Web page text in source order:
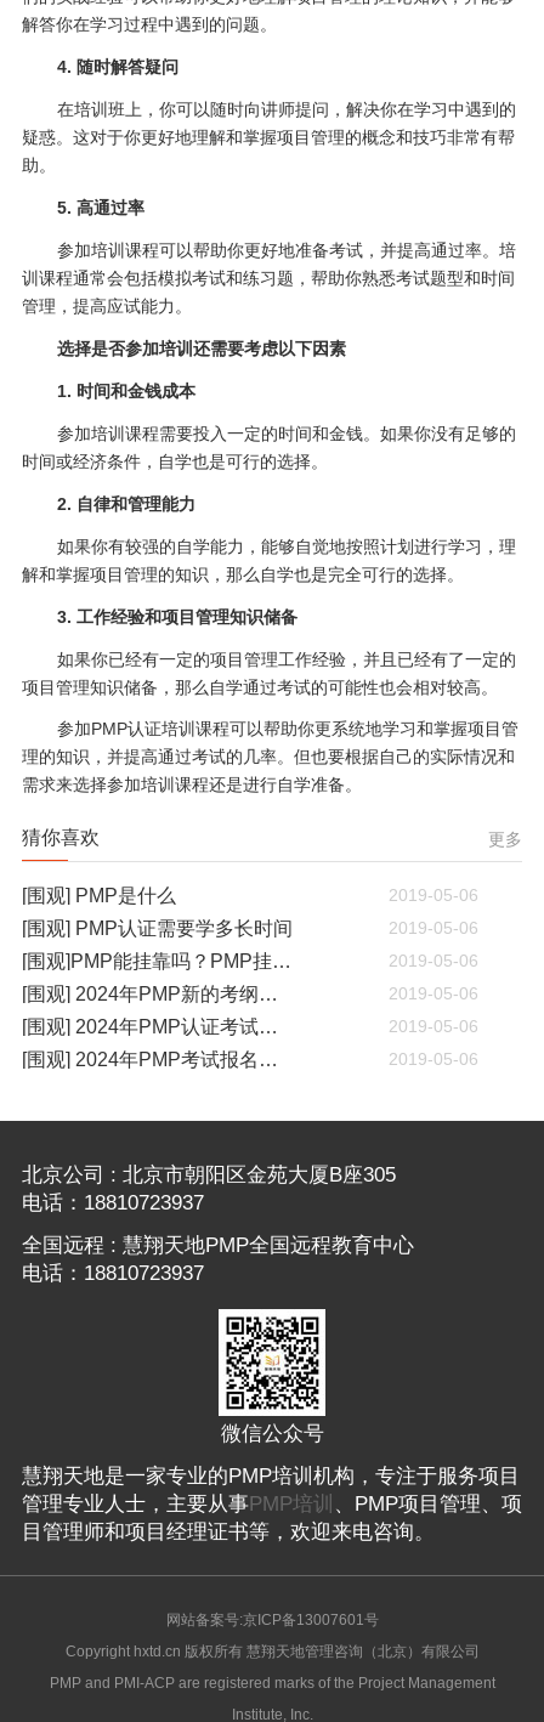
解答你在学习过程中遇到的问题。
4. 随时解答疑问
在培训班上，你可以随时向讲师提问，解决你在学习中遇到的
疑惑。这对于你更好地理解和掌握项目管理的概念和技巧非常有帮
助。
5. 高通过率
参加培训课程可以帮助你更好地准备考试，并提高通过率。培
训课程通常会包括模拟考试和练习题，帮助你熟悉考试题型和时间
管理，提高应试能力。
选择是否参加培训还需要考虑以下因素
1. 时间和金钱成本
参加培训课程需要投入一定的时间和金钱。如果你没有足够的
时间或经济条件，自学也是可行的选择。
2. 自律和管理能力
如果你有较强的自学能力，能够自觉地按照计划进行学习，理
解和掌握项目管理的知识，那么自学也是完全可行的选择。
3. 工作经验和项目管理知识储备
如果你已经有一定的项目管理工作经验，并且已经有了一定的
项目管理知识储备，那么自学通过考试的可能性也会相对较高。
参加PMP认证培训课程可以帮助你更系统地学习和掌握项目管
理的知识，并提高通过考试的几率。但也要根据自己的实际情况和
需求来选择参加培训课程还是进行自学准备。
猜你喜欢 更多
[围观] PMP是什么 2019-05-06
[围观] PMP认证需要学多长时间 2019-05-06
[围观]PMP能挂靠吗？PMP挂靠一年多少钱 2019-05-06
[围观] 2024年PMP新的考纲有哪些变化 2019-05-06
[围观] 2024年PMP认证考试什么时候开考 2019-05-06
[围观] 2024年PMP考试报名通知 2019-05-06
北京公司 : 北京市朝阳区金苑大厦B座305
电话：18810723937
全国远程 : 慧翔天地PMP全国远程教育中心
电话：18810723937
微信公众号
慧翔天地是一家专业的PMP培训机构，专注于服务项目
管理专业人士，主要从事PMP培训 、PMP项目管理、项
目管理师和项目经理证书等，欢迎来电咨询。
网站备案号:京ICP备13007601号
Copyright hxtd.cn 版权所有 慧翔天地管理咨询（北京）有限公司
PMP and PMI-ACP are registered marks of the Project Management
Institute, Inc.